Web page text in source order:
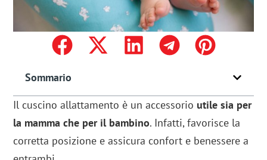
Sommario
Il cuscino allattamento è un accessorio utile sia per
la mamma che per il bambino. Infatti, favorisce la
corretta posizione e assicura confort e benessere a